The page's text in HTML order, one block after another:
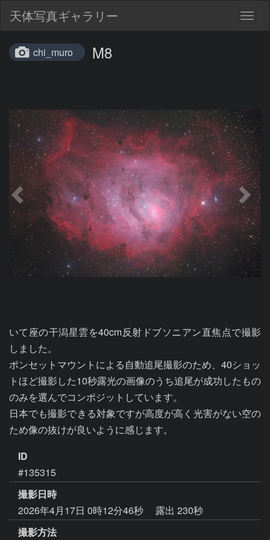
天体写真ギャラリー
chi_muro M8
いて座の干潟星雲を40cm反射ドブソニアン直焦点で撮影
しました。
ポンセットマウントによる自動追尾撮影のため、40ショッ
トほど撮影した10秒露光の画像のうち追尾が成功したもの
のみを選んでコンポジットしています。
日本でも撮影できる対象ですが高度が高く光害がない空の
ため像の抜けが良いように感じます。
ID
#135315
撮影日時
2026年4月17日 0時12分46秒
露出 230秒
撮影方法